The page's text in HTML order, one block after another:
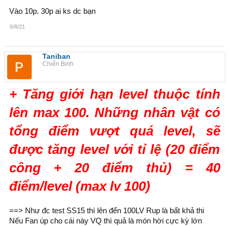
Vào 10p. 30p ai ks dc bạn
6/8/21
Taniban
Chiến Binh
+ Tăng giới hạn level thuộc tính
lên max 100. Những nhân vật có
tổng điểm vượt quá level, sẽ
được tăng level với tỉ lệ (20 điểm
công + 20 điểm thủ) = 40
điểm/level (max lv 100)
==> Như đc test SS15 thì lên đến 100LV Rup là bất khả thi
Nếu Fan úp cho cái này VQ thì quả là món hời cực kỳ lớn